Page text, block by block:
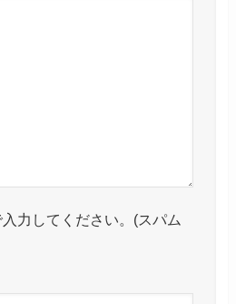
力してください。(スパム